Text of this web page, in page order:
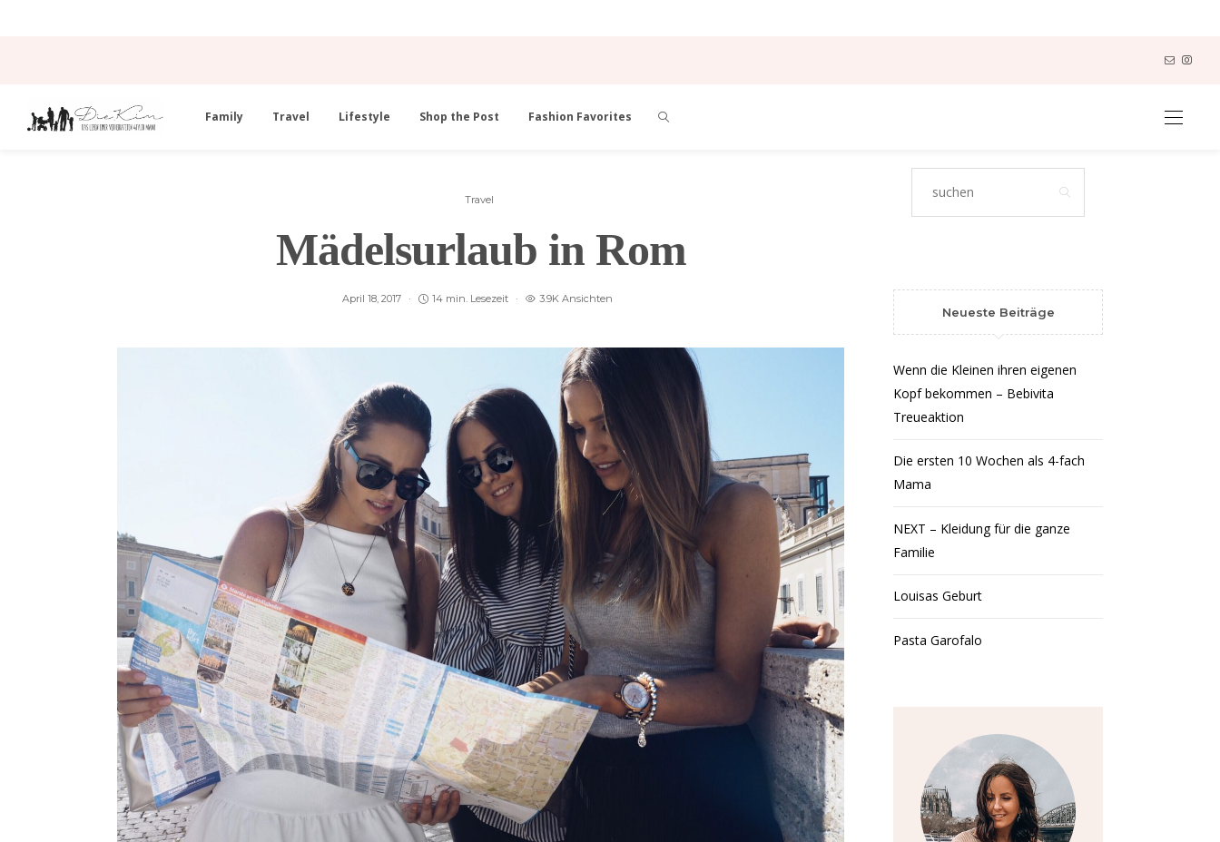
Family Travel Lifestyle Shop the Post Fashion Favorites
Travel
Mädelsurlaub in Rom
April 18, 2017 14 min. Lesezeit 3.9K Ansichten
Neueste Beiträge
Wenn die Kleinen ihren eigenen
Kopf bekommen – Bebivita
Treueaktion
Die ersten 10 Wochen als 4-fach
Mama
NEXT – Kleidung für die ganze
Familie
Louisas Geburt
Pasta Garofalo